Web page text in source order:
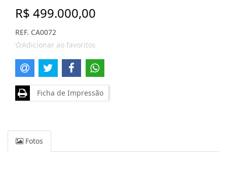
R$ 499.000,00
REF. CA0072
Adicionar ao favoritos
Ficha de Impressão
Fotos